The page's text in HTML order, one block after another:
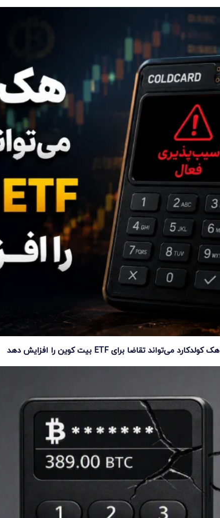
هک کولدکارد می‌تواند تقاضا برای ETF بیت کوین را افزایش دهد